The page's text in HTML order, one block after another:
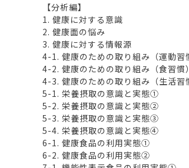
【分析編】
1. 健康に対する意識
2. 健康面の悩み
3. 健康に対する情報源
4-1. 健康のための取り組み（運動習
4-2. 健康のための取り組み（食習慣）
4-3. 健康のための取り組み（生活習
5-1. 栄養摂取の意識と実態①
5-2. 栄養摂取の意識と実態②
5-3. 栄養摂取の意識と実態③
5-4. 栄養摂取の意識と実態④
6-1. 健康食品の利用実態①
6-2. 健康食品の利用実態②